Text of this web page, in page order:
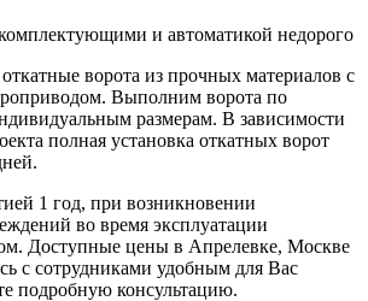
и автоматикой недорого
ворота из прочных материалов с
Выполним ворота по
размерам. В зависимости
полная установка откатных ворот
1 год, при возникновении
во время эксплуатации
Доступные цены в Апрелевке, Москве
с сотрудниками удобным для Вас
подробную консультацию.